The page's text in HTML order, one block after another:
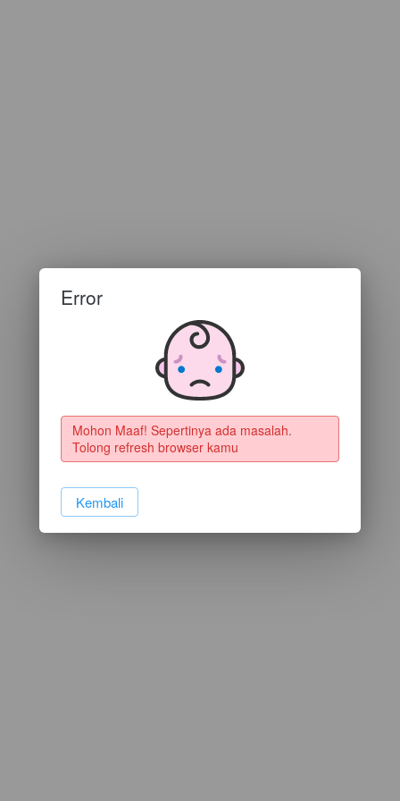
Error
Mohon Maaf! Sepertinya ada masalah.
Tolong refresh browser kamu
`Kembali